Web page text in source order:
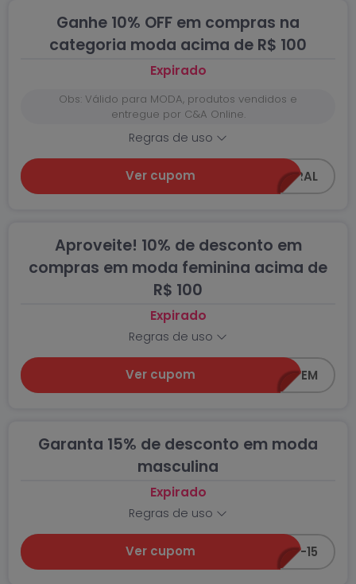
Ganhe 10% OFF em compras na
categoria moda acima de R$ 100
Expirado
Obs: Válido para MODA, produtos vendidos e
entregue por C&A Online.
Regras de uso
Ver cupom Z0618-GERAL
Aproveite! 10% de desconto em
compras em moda feminina acima de
R$ 100
Expirado
Regras de uso
Ver cupom Z0618-FEM
Garanta 15% de desconto em moda
masculina
Expirado
Regras de uso
Ver cupom CEA-GANHE-15